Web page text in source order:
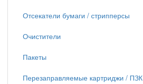
Отсекатели бумаги / стрипперсы
Очистители
Пакеты
Перезаправляемые картриджи / ПЗК